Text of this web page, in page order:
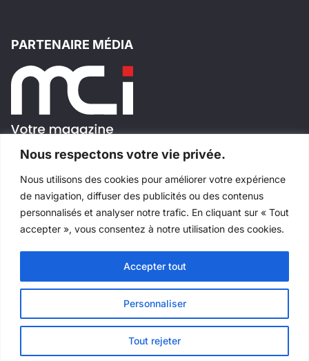
Nous respectons votre vie privée.
Nous utilisons des cookies pour améliorer votre expérience
de navigation, diffuser des publicités ou des contenus
personnalisés et analyser notre trafic. En cliquant sur « Tout
accepter », vous consentez à notre utilisation des cookies.
Personnaliser
Tout rejeter
Accepter tout
PARTENAIRE MÉDIA
SUIVEZ-NOUS!
Tous droits réservés©Salons Industriels
Fait avec
parWebsimple